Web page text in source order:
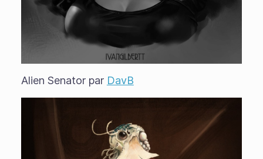
Alien Senator par DavB